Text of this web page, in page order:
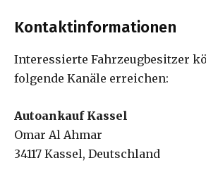
Kontaktinformationen
Interessierte Fahrzeugbesitzer
folgende Kanäle erreichen:
Autoankauf Kassel
Omar Al Ahmar
34117 Kassel, Deutschland